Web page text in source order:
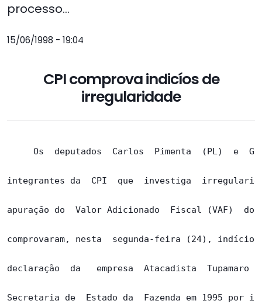
processo...
15/06/1998 - 19:04
CPI comprova indicíos de
irregularidade
Os  deputados  Carlos  Pimenta  (PL)  e
integrantes da  CPI  que  investiga
apuração do  Valor Adicionado  Fiscal (VAF)
comprovaram, nesta  segunda-feira (24),
declaração  da   empresa  Atacadista  Tupamaro
Secretaria de  Estado da  Fazenda em 1995 por